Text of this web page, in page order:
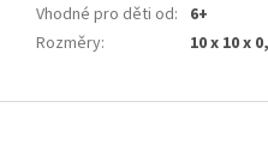
Vhodné pro děti od: 6+
Rozměry: 10 x 10 x